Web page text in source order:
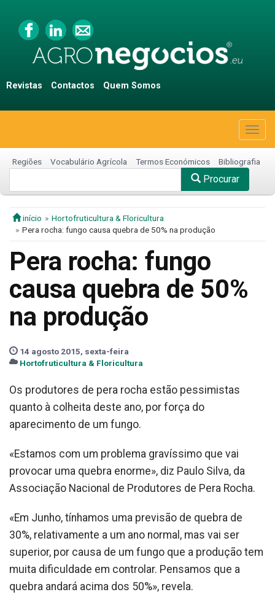
Revistas Contactos Quem Somos
Regiões Vocabulário Agrícola Termos Económicos Bibliografia
Procurar
início
Hortofruticultura & Floricultura
Pera rocha: fungo causa quebra de 50% na produção
Pera rocha: fungo
causa quebra de 50%
na produção
14 agosto 2015, sexta-feira
Hortofruticultura & Floricultura
Os produtores de pera rocha estão pessimistas
quanto à colheita deste ano, por força do
aparecimento de um fungo.
«Estamos com um problema gravíssimo que vai
provocar uma quebra enorme», diz Paulo Silva, da
Associação Nacional de Produtores de Pera Rocha.
«Em Junho, tínhamos uma previsão de quebra de
30%, relativamente a um ano normal, mas vai ser
superior, por causa de um fungo que a produção tem
muita dificuldade em controlar. Pensamos que a
quebra andará acima dos 50%», revela.